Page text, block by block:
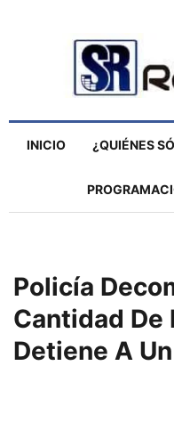
INICIO ¿QUIÉNES
Policía
Cantidad De
Detiene A